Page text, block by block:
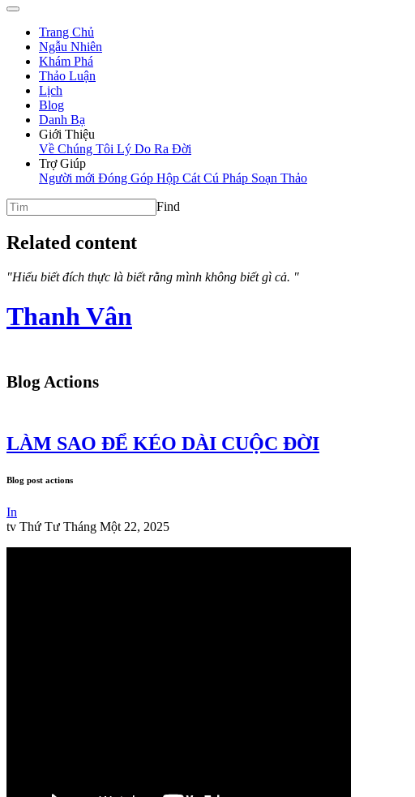
Trang Chủ
Ngẫu Nhiên
Khám Phá
Thảo Luận
Lịch
Blog
Danh Bạ
Giới Thiệu
Về Chúng Tôi Lý Do Ra Đời
Trợ Giúp
Người mới Đóng Góp Hộp Cát Cú Pháp Soạn Thảo
Find
Related content
"Hiểu biết đích thực là biết rằng mình không biết gì cả. "
Thanh Vân
Blog Actions
LÀM SAO ĐỂ KÉO DÀI CUỘC ĐỜI
Blog post actions
In
tv Thứ Tư Tháng Một 22, 2025